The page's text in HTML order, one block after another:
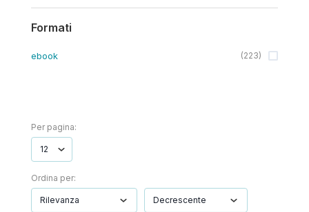
Formati
ebook (223)
Per pagina:
Ordina per: